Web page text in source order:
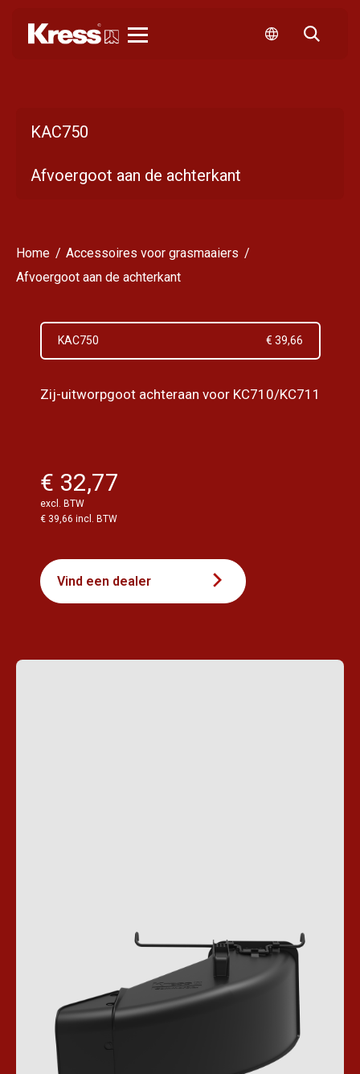
KAC750
Afvoergoot aan de achterkant
Home
Accessoires voor grasmaaiers
Afvoergoot aan de achterkant
KAC750 € 39,66
Zij-uitworpgoot achteraan voor KC710/KC711
€ 32,77
excl. BTW
€ 39,66 incl. BTW
Vind een dealer